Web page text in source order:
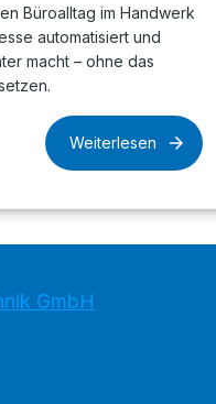
Büroalltag im Handwerk
automatisiert und
macht – ohne das
Weiterlesen
GmbH